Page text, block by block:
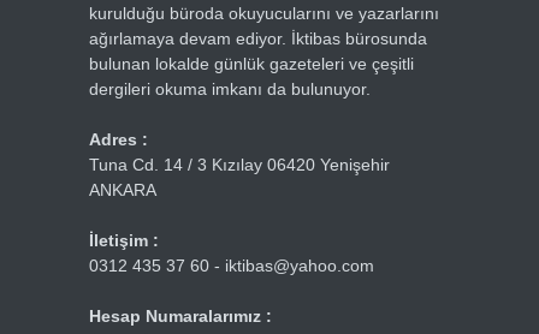
kurulduğu büroda okuyucularını ve yazarlarını
ağırlamaya devam ediyor. İktibas bürosunda
bulunan lokalde günlük gazeteleri ve çeşitli
dergileri okuma imkanı da bulunuyor.
Adres :
Tuna Cd. 14 / 3 Kızılay 06420 Yenişehir
ANKARA
İletişim :
0312 435 37 60 - iktibas@yahoo.com
Hesap Numaralarımız :